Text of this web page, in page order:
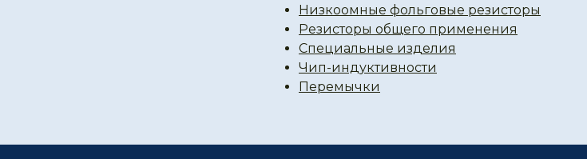
Низкоомные фольговые резисторы
Резисторы общего применения
Специальные изделия
Чип-индуктивности
Перемычки